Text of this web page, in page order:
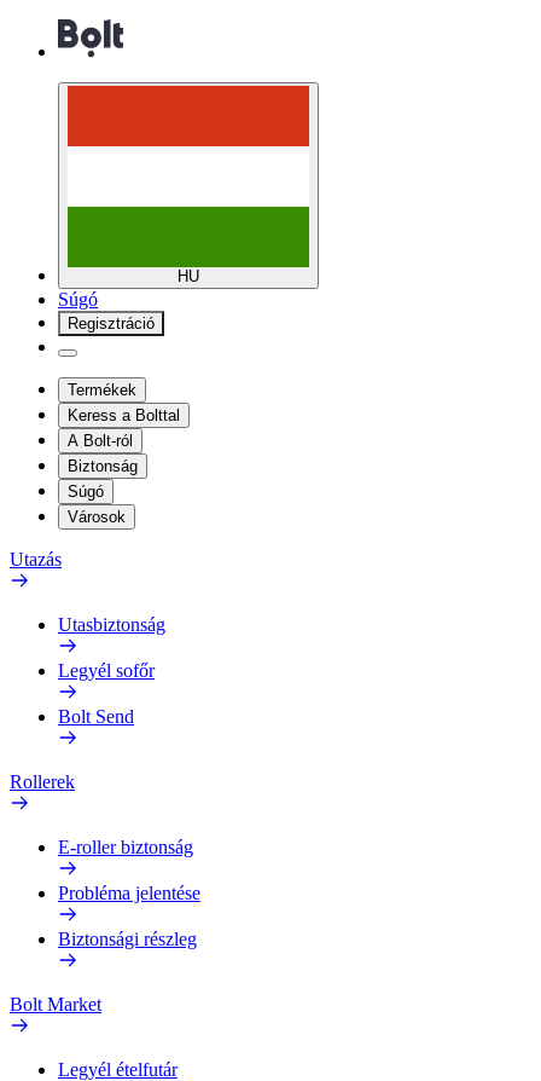
HU
Súgó
Regisztráció
Termékek
Keress a Bolttal
A Bolt-ról
Biztonság
Súgó
Városok
Utazás
Utasbiztonság
Legyél sofőr
Bolt Send
Rollerek
E-roller biztonság
Probléma jelentése
Biztonsági részleg
Bolt Market
Legyél ételfutár